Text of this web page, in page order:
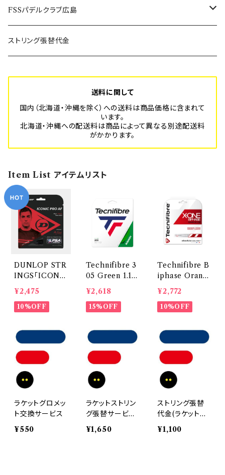
ノンオーダーメイド
SUPER BLITZ
Platform-Sport フルオーダーメイド
FSSパデルクラブ広島
年間利用登録費
ストリング張替代金
送料に関して
国内（北海道・沖縄を除く）への送料は商品価格に含まれて
います。
北海道・沖縄への配送料は商品によって異なる別途配送料
がかかります。
Item List アイテムリスト
DUNLOP STR
INGS「ICONI
C PRO AF」
¥2,475
10%OFF
Technifibre 3
05 Green 1.1m
m
¥2,618
15%OFF
Technifibre B
iphase Orang
e 1.18mm
¥2,772
10%OFF
ラケットグロメッ
ト交換サービス
¥550
ラケットストリン
グ張替サービス
（Restring ）
¥1,650
ストリング張替
代金(ラケット購
入時のみ）
¥1,100